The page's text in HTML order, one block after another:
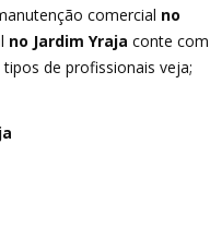
comercial no
no Jardim Yraja conte com
de profissionais veja;